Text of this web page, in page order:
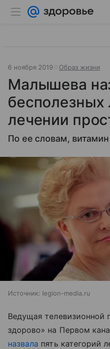
6 ноября 2019 Образ жизни
Малышева
бесполезных
лечении
По ее словам,
Источник: legion-media.ru
Ведущая
здорово» на Первом
назвала пять категорий